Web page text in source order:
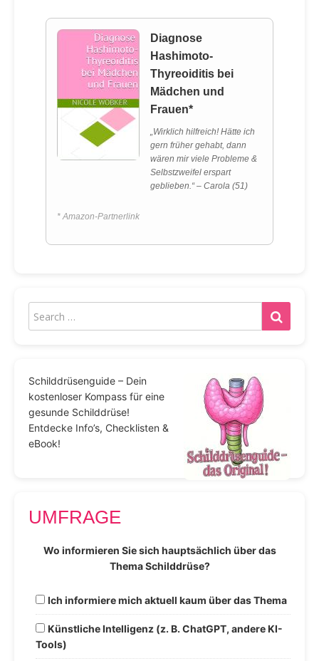
Diagnose
Hashimoto-
Thyreoiditis bei
Mädchen und
Frauen*
„Wirklich hilfreich! Hätte ich
gern früher gehabt, dann
wären mir viele Probleme &
Selbstzweifel erspart
geblieben.“ – Carola (51)
* Amazon-Partnerlink
Schilddrüsenguide – Dein
kostenloser Kompass für eine
gesunde Schilddrüse!
Entdecke Info’s, Checklisten &
eBook!
UMFRAGE
Wo informieren Sie sich hauptsächlich über das
Thema Schilddrüse?
Ich informiere mich aktuell kaum über das Thema
Künstliche Intelligenz (z. B. ChatGPT, andere KI-
Tools)